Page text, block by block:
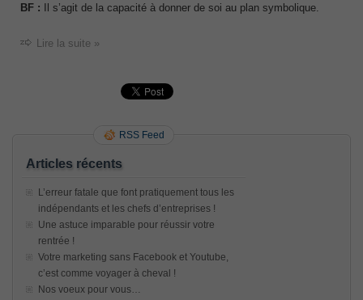
BF : Il s’agit de la capacité à donner de soi au plan symbolique.
Lire la suite »
RSS Feed
Articles récents
L’erreur fatale que font pratiquement tous les
indépendants et les chefs d’entreprises !
Une astuce imparable pour réussir votre
rentrée !
Votre marketing sans Facebook et Youtube,
c’est comme voyager à cheval !
Nos voeux pour vous…